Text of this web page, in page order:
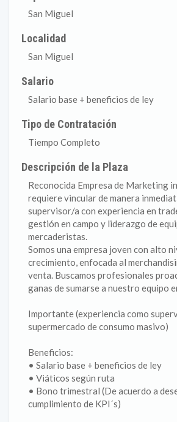
San Miguel
Localidad
San Miguel
Salario
Salario base + beneficios de ley
Tipo de Contratación
Tiempo Completo
Descripción de la Plaza
Reconocida Empresa de Marketing
requiere vincular de manera
supervisor/a con experiencia en
gestión en campo y liderazgo de
mercaderistas.
Somos una empresa joven con alto
crecimiento, enfocada al
venta. Buscamos profesionales
ganas de sumarse a nuestro equipo
Importante (experiencia como
supermercado de consumo masivo)
Beneficios:
• Salario base + beneficios de ley
• Viáticos según ruta
• Bono trimestral (De acuerdo a
cumplimiento de KPI´s)